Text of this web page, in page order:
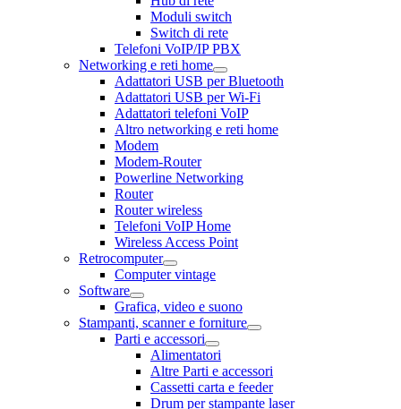
Moduli switch
Switch di rete
Telefoni VoIP/IP PBX
Networking e reti home
Adattatori USB per Bluetooth
Adattatori USB per Wi-Fi
Adattatori telefoni VoIP
Altro networking e reti home
Modem
Modem-Router
Powerline Networking
Router
Router wireless
Telefoni VoIP Home
Wireless Access Point
Retrocomputer
Computer vintage
Software
Grafica, video e suono
Stampanti, scanner e forniture
Parti e accessori
Alimentatori
Altre Parti e accessori
Cassetti carta e feeder
Drum per stampante laser